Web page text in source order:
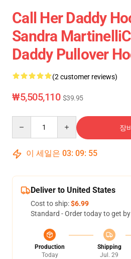
Call Her Daddy
Sandra
Daddy Pullover
(2 customer reviews)
₩5,505,110 $39.95
장
이 세일은 03: 09: 54
Deliver to United States
Cost to ship:$6.99
Standard - Order today to get by
Production
Today
Shipping
Jul. 29